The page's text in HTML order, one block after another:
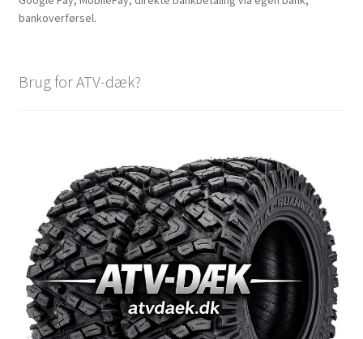
bankoverførsel.
Brug for ATV-dæk?